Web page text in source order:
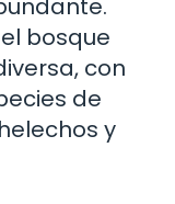
bosque
con
de
y